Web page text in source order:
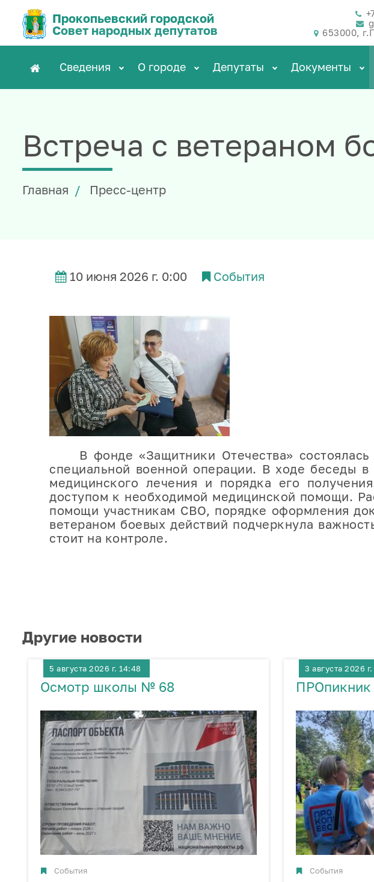
Прокопьевский городской
Совет народных депутатов
653000,
Сведения О городе Депутаты Документы
Встреча с ветераном
Главная Пресс-центр
10 июня 2026 г. 0:00 События
В фонде «Защитники Отечества» состоялась
специальной военной операции. В ходе беседы
медицинского лечения и порядка его
доступом к необходимой медицинской помощи.
помощи участникам СВО, порядке оформления
ветераном боевых действий подчеркнула
стоит на контроле.
Другие новости
5 августа 2026 г. 14:48
Осмотр школы № 68
События
3 августа 2026
ПРОпикник
События